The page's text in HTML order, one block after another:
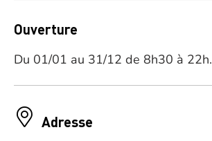
Ouverture
Du 01/01 au 31/12 de 8h30 à 22h.
Adresse